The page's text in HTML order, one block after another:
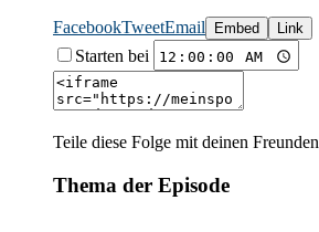
FacebookTweetEmail Embed Link
Starten bei
Teile diese Folge mit deinen Freunden
Thema der Episode